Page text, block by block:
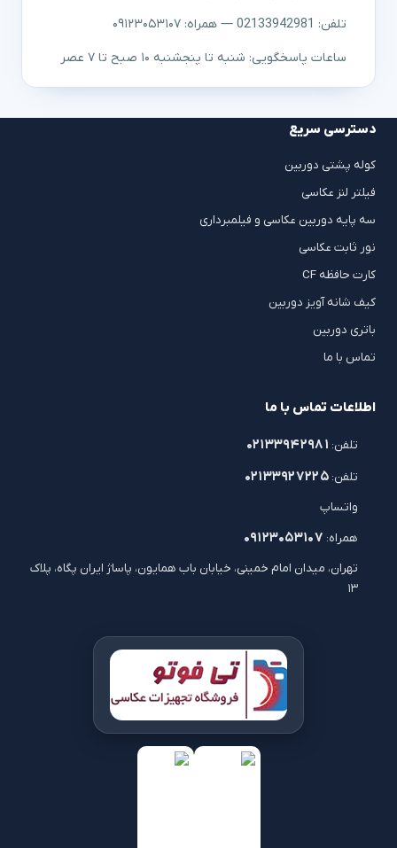
تلفن: 02133942981 — همراه: ۰۹۱۲۳۰۵۳۱۰۷
ساعات پاسخگویی: شنبه تا پنجشنبه ۱۰ صبح تا ۷ عصر
دسترسی سریع
کوله پشتی دوربین
فیلتر لنز عکاسی
سه پایه دوربین عکاسی و فیلمبرداری
نور ثابت عکاسی
کارت حافظه CF
کیف شانه آویز دوربین
باتری دوربین
تماس با ما
اطلاعات تماس با ما
تلفن: ۰۲۱۳۳۹۴۲۹۸۱
تلفن: ۰۲۱۳۳۹۲۷۲۲۵
واتساپ
همراه: ۰۹۱۲۳۰۵۳۱۰۷
تهران، میدان امام خمینی، خیابان باب همایون، پاساژ ایران پگاه، پلاک
۱۳